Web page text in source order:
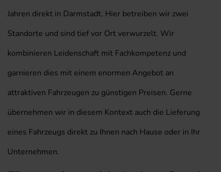
Jahren direkt in Darmstadt. Hier betreiben wir zwei
Standorte und sind tief vor Ort verwurzelt. Wir
kombinieren Leidenschaft mit Fachkompetenz und
garnieren dies mit einem enormen Angebot an
attraktiven Fahrzeugen zu günstigen Preisen. Gerne
übernehmen wir in diesem Kontext auch die Lieferung
eines Fahrzeugs direkt zu Ihnen nach Hause oder in Ihr
Unternehmen.